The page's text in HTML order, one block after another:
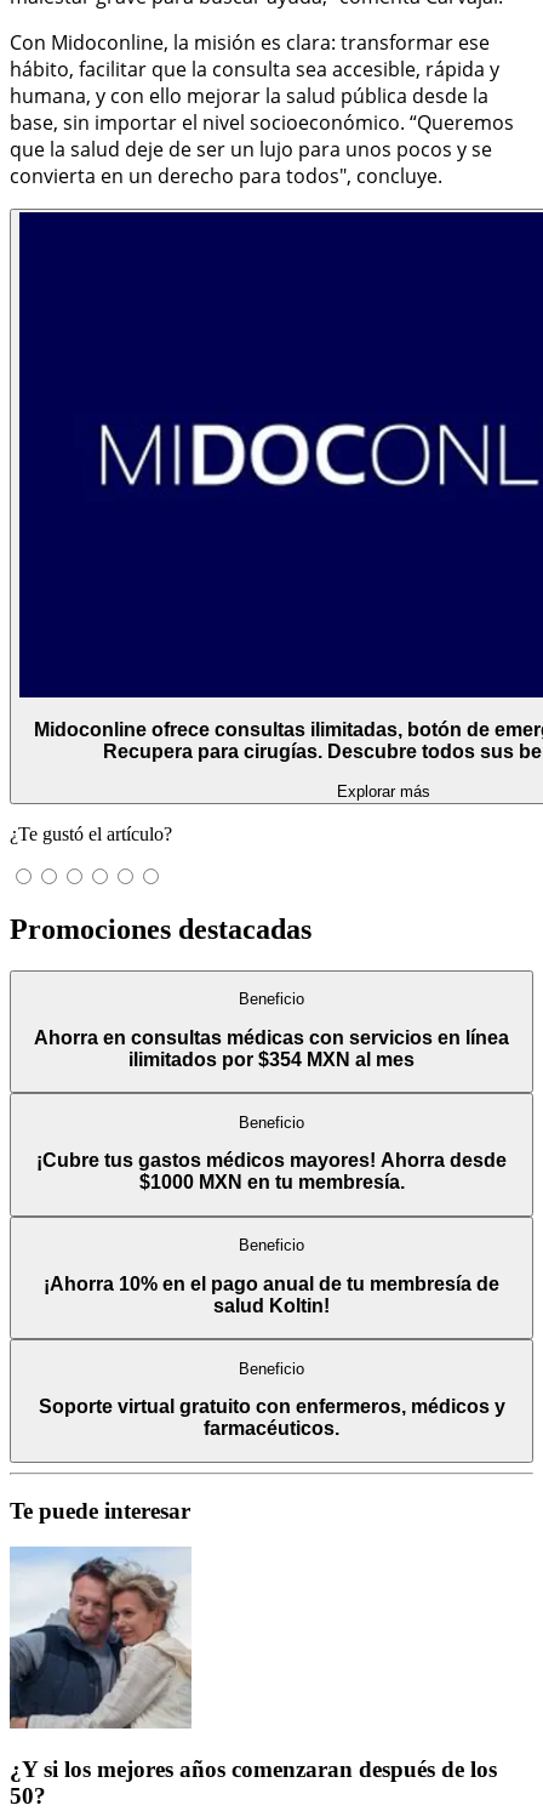
Con Midoconline, la misión es clara: transformar ese
hábito, facilitar que la consulta sea accesible, rápida y
humana, y con ello mejorar la salud pública desde la
base, sin importar el nivel socioeconómico. “Queremos
que la salud deje de ser un lujo para unos pocos y se
convierta en un derecho para todos", concluye.
Midoconline ofrece consultas ilimitadas, botón de
Recupera para cirugías. Descubre todos sus
Explorar más
¿Te gustó el artículo?
Promociones destacadas
Beneficio
Ahorra en consultas médicas con servicios en línea
ilimitados por $354 MXN al mes
Beneficio
¡Cubre tus gastos médicos mayores! Ahorra desde
$1000 MXN en tu membresía.
Beneficio
¡Ahorra 10% en el pago anual de tu membresía de
salud Koltin!
Beneficio
Soporte virtual gratuito con enfermeros, médicos y
farmacéuticos.
Te puede interesar
¿Y si los mejores años comenzaran después de los
50?